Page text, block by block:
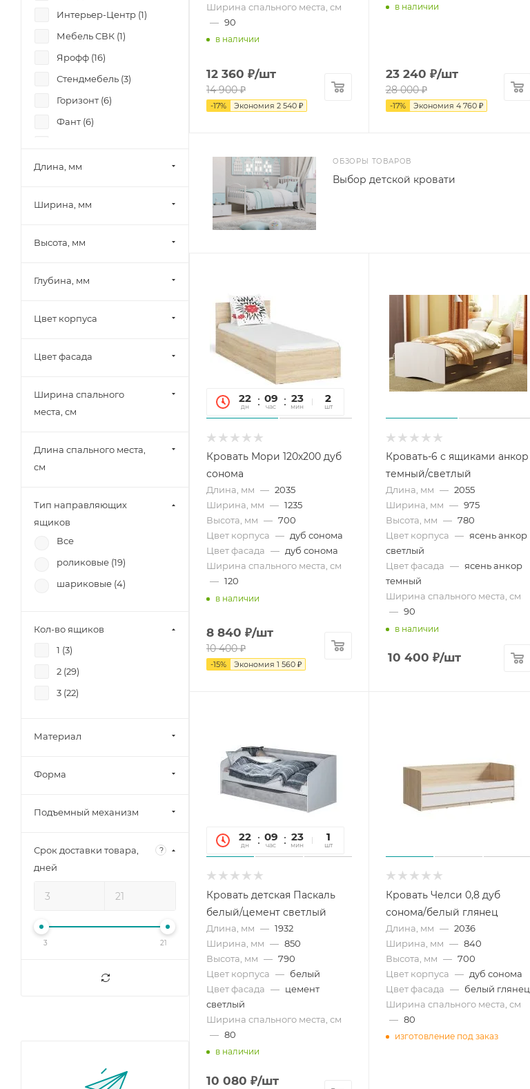
Ширина спального места, см
— 90
в наличии
12 360 ₽/шт
14 900₽
-17% Экономия 2 540 ₽
в наличии
23 240 ₽/шт
28 000₽
-17% Экономия 4 760₽
ОБЗОРЫ ТОВАРОВ
Выбор детской кровати
22
дн
09
час
23
мин
27
сек
2
шт
Кровать Мори 120х200 дуб
сонома
Длина, мм — 2035
Ширина, мм — 1235
Высота, мм — 700
Цвет корпуса — дуб сонома
Цвет фасада — дуб сонома
Ширина спального места, см
— 120
в наличии
8 840 ₽/шт
10 400₽
-15% Экономия 1 560 ₽
Кровать-6 с ящиками анкор
темный/светлый
Длина, мм — 2055
Ширина, мм — 975
Высота, мм — 780
Цвет корпуса — ясень анкор
светлый
Цвет фасада — ясень анкор
темный
Ширина спального места, см
— 90
в наличии
10 400 ₽/шт
22
дн
09
час
23
мин
27
сек
1
шт
Кровать детская Паскаль
белый/цемент светлый
Длина, мм — 1932
Ширина, мм — 850
Высота, мм — 790
Цвет корпуса — белый
Цвет фасада — цемент
светлый
Ширина спального места, см
— 80
в наличии
10 080 ₽/шт
Кровать Челси 0,8 дуб
сонома/белый глянец
Длина, мм — 2036
Ширина, мм — 840
Высота, мм — 700
Цвет корпуса — дуб сонома
Цвет фасада — белый глянец
Ширина спального места, см
— 80
изготовление под заказ
Интерьер-Центр (1)
Мебель СВК (1)
Ярофф (16)
Стендмебель (3)
Горизонт (6)
Фант (6)
Лион (
Олмеко (
Шведский стандарт
(1)
Mobi (5)
Тэкс (3)
Зарон (9)
Длина, мм
Ширина, мм
Высота, мм
Глубина, мм
Цвет корпуса
Цвет фасада
Ширина спального
места, см
Длина спального места,
см
Тип направляющих
ящиков
Все
роликовые (19)
шариковые (4)
Кол-во ящиков
1 (3)
2 (29)
3 (22)
Материал
Форма
Подъемный механизм
Срок доставки товара,
дней
?
3 21